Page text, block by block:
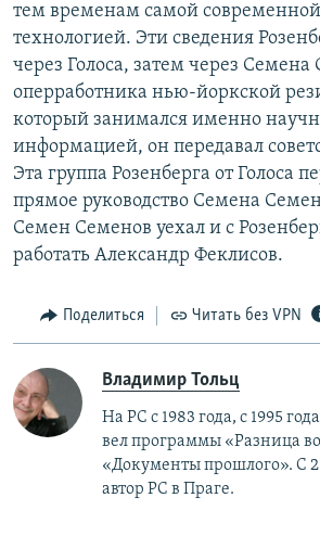
тем временам самой
технологией. Эти сведения
через Голоса, затем через Семена
оперработника нью-йоркской
который занимался именно
информацией, он передавал
Эта группа Розенберга от Голоса
прямое руководство Семена
Семен Семенов уехал и с
работать Александр Феклисов.
Поделиться Читать без VPN
Владимир Тольц
На РС с 1983 года, с 1995
вел программы «Разница
«Документы прошлого». С
автор РС в Праге.